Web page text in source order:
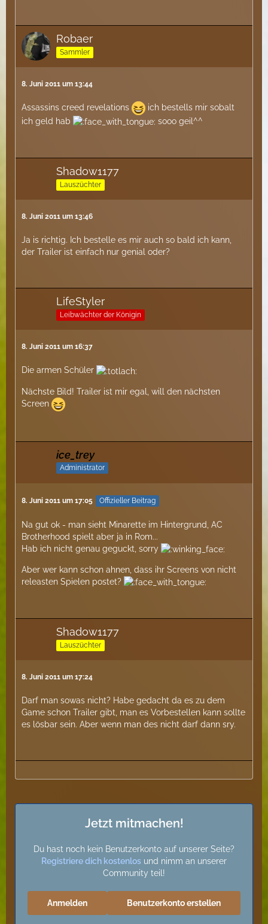
Robaer
Sammler
8. Juni 2011 um 13:44
Assassins creed revelations
ich bestells mir sobalt
ich geld hab
sooo geil^^
Shadow1177
Lauszüchter
8. Juni 2011 um 13:46
Ja is richtig. Ich bestelle es mir auch so bald ich kann,
der Trailer ist einfach nur genial oder?
LifeStyler
Leibwächter der Königin
8. Juni 2011 um 16:37
Die armen Schüler
Nächste Bild! Trailer ist mir egal, will den nächsten
Screen
ice_trey
Administrator
8. Juni 2011 um 17:05 Offizieller Beitrag
Na gut ok - man sieht Minarette im Hintergrund, AC
Brotherhood spielt aber ja in Rom...
Hab ich nicht genau geguckt, sorry
Aber wer kann schon ahnen, dass ihr Screens von nicht
releasten Spielen postet?
Shadow1177
Lauszüchter
8. Juni 2011 um 17:24
Darf man sowas nicht? Habe gedacht da es zu dem
Game schon Trailer gibt, man es Vorbestellen kann sollte
es lösbar sein. Aber wenn man des nicht darf dann sry.
Jetzt mitmachen!
Du hast noch kein Benutzerkonto auf unserer Seite?
Registriere dich kostenlos und nimm an unserer
Community teil!
Benutzerkonto erstellen
Anmelden